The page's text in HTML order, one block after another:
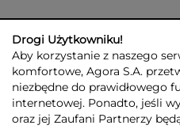
GRUPA AGORA DLA
ESG
KONTAKT
Drogi Użytkowniku!
Aby korzystanie z naszego
komfortowe, Agora S.A.
niezbędne do prawidłowego
internetowej. Ponadto, jeśli
oraz jej Zaufani Partnerzy